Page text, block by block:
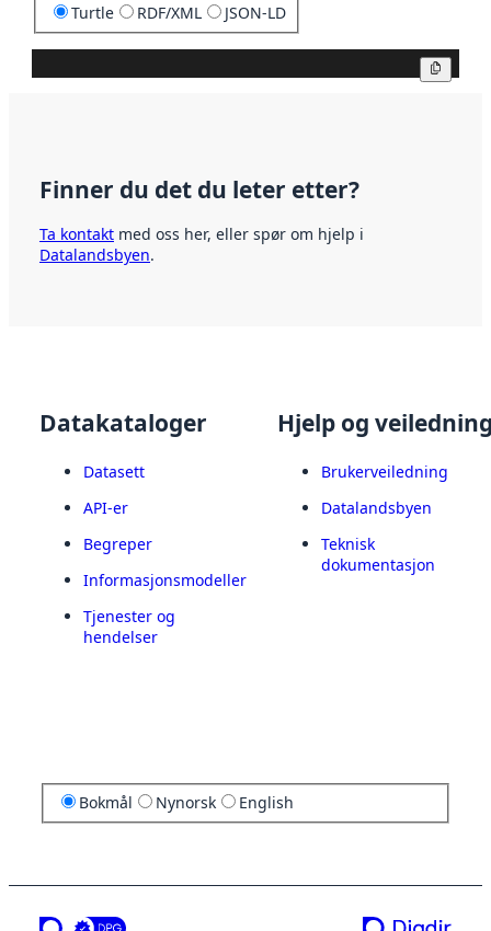
Turtle RDF/XML JSON-LD
Finner du det du leter etter?
Ta kontakt med oss her, eller spør om hjelp i
Datalandsbyen.
Datakataloger
Datasett
API-er
Begreper
Informasjonsmodeller
Tjenester og
hendelser
Hjelp og
Brukerveiledning
Datalandsbyen
Teknisk
dokumentasjon
Bokmål Nynorsk English